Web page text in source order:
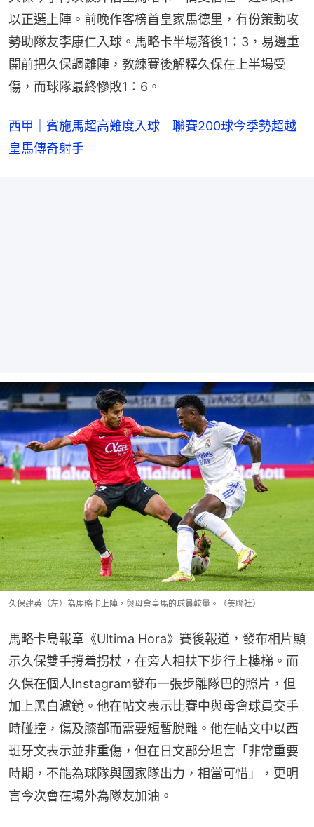
以正選上陣。前晚作客榜首皇家馬德里，有份策動攻
勢助隊友李康仁入球。馬略卡半場落後1：3，易邊重
開前把久保調離陣，教練賽後解釋久保在上半場受
傷，而球隊最終慘敗1：6。
西甲｜賓施馬超高難度入球　聯賽200球今季勢超越
皇馬傳奇射手
久保建英（左）為馬略卡上陣，與母會皇馬的球員較量。（美聯社）
馬略卡島報章《Ultima Hora》賽後報道，發布相片顯
示久保雙手撐着拐杖，在旁人相扶下步行上樓梯。而
久保在個人Instagram發布一張步離隊巴的照片，但
加上黑白濾鏡。他在帖文表示比賽中與母會球員交手
時碰撞，傷及膝部而需要短暫脫離。他在帖文中以西
班牙文表示並非重傷，但在日文部分坦言「非常重要
時期，不能為球隊與國家隊出力，相當可惜」，更明
言今次會在場外為隊友加油。